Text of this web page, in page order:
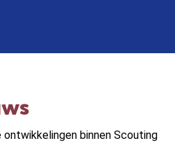
binnen Scouting